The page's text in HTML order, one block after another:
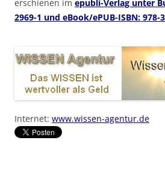
erschienen im epubli-Verlag unter
2969-1 und eBook/ePUB-ISBN: 978-
Internet: www.wissen-agentur.de